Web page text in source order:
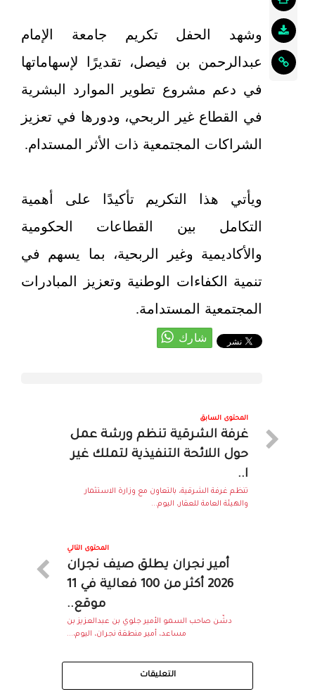
وشهد الحفل تكريم جامعة الإمام
عبدالرحمن بن فيصل، تقديرًا لإسهاماتها
في دعم مشروع تطوير الموارد البشرية
في القطاع غير الربحي، ودورها في تعزيز
الشراكات المجتمعية ذات الأثر المستدام.
ويأتي هذا التكريم تأكيدًا على أهمية
التكامل بين القطاعات الحكومية
والأكاديمية وغير الربحية، بما يسهم في
تنمية الكفاءات الوطنية وتعزيز المبادرات
المجتمعية المستدامة.
المحتوى السابق
غرفة الشرقية تنظم ورشة عمل
حول اللائحة التنفيذية لتملك غير
ا..
تنظم غرفة الشرقية، بالتعاون مع وزارة الاستثمار
والهيئة العامة للعقار، اليوم...
المحتوى التالي
أمير نجران يطلق صيف نجران
2026 أكثر من 100 فعالية في 11
موقع..
دشّن صاحب السمو الأمير جلوي بن عبدالعزيز بن
مساعد، أمير منطقة نجران، اليوم،...
التعليقات